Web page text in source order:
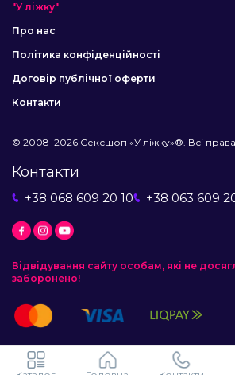
"У ліжку"
Про нас
Політика конфіденційності
Договір публічної оферти
Контакти
© 2008–2026 Сексшоп «У ліжку»®. Всі
Контакти
+38 068 609 20 10 +38 063 609
Відвідування сайту особам, які не
заборонено!